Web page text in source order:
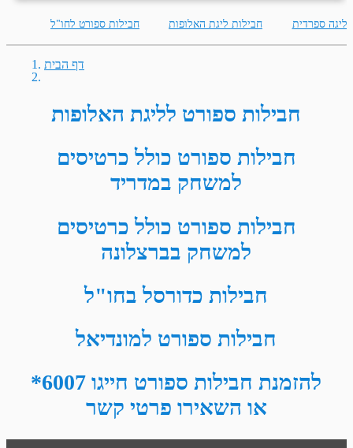
חבילות ספורט לחו"ל חבילות ליגת האלופות ליגה ספרדית
דף הבית
חבילות ספורט לליגת האלופות
חבילות ספורט כולל כרטיסים
למשחק במדריד
חבילות ספורט כולל כרטיסים
למשחק בברצלונה
חבילות כדורסל בחו"ל
חבילות ספורט למונדיאל
להזמנת חבילות ספורט חייגו 6007*
או השאירו פרטי קשר